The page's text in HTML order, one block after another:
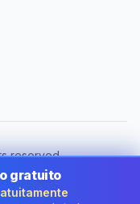
reserved.
Portugal
gratuito